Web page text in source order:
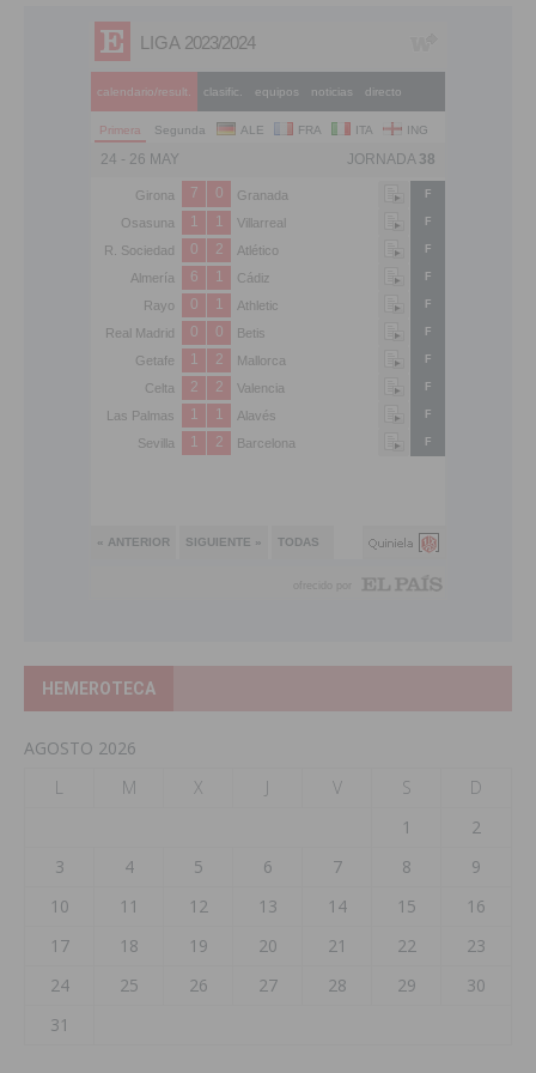
HEMEROTECA
AGOSTO 2026
L
M X J V S
D
1
2
3
4 5 6 7 8
9
10
11 12 13 14 15
16
17
18 19 20 21 22
23
24
25 26 27 28 29
30
31